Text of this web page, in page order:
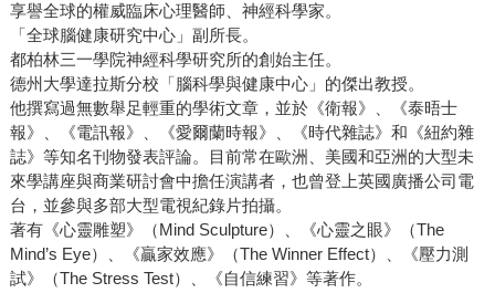
享譽全球的權威臨床心理醫師、神經科學家。
「全球腦健康研究中心」副所長。
都柏林三一學院神經科學研究所的創始主任。
德州大學達拉斯分校「腦科學與健康中心」的傑出教授。
他撰寫過無數舉足輕重的學術文章，並於《衛報》、《泰晤士
報》、《電訊報》、《愛爾蘭時報》、《時代雜誌》和《紐約雜
誌》等知名刊物發表評論。目前常在歐洲、美國和亞洲的大型未
來學講座與商業研討會中擔任演講者，也曾登上英國廣播公司電
台，並參與多部大型電視紀錄片拍攝。
著有《心靈雕塑》（Mind Sculpture）、《心靈之眼》（The
Mind’s Eye）、《贏家效應》（The Winner Effect）、《壓力測
試》（The Stress Test）、《自信練習》等著作。